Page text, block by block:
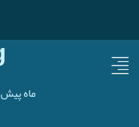
۶۰ ماه پیش